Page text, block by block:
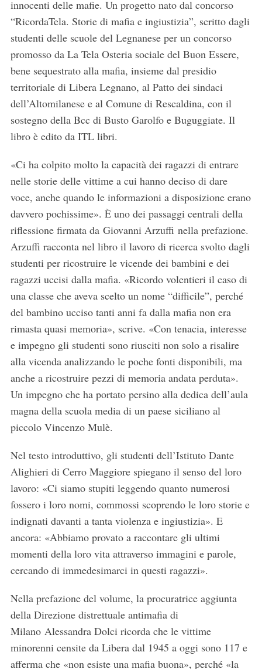
innocenti delle mafie. Un progetto nato dal concorso
“RicordaTela. Storie di mafia e ingiustizia”, scritto dagli
studenti delle scuole del Legnanese per un concorso
promosso da La Tela Osteria sociale del Buon Essere,
bene sequestrato alla mafia, insieme dal presidio
territoriale di Libera Legnano, al Patto dei sindaci
dell’Altomilanese e al Comune di Rescaldina, con il
sostegno della Bcc di Busto Garolfo e Buguggiate. Il
libro è edito da ITL libri.
«Ci ha colpito molto la capacità dei ragazzi di entrare
nelle storie delle vittime a cui hanno deciso di dare
voce, anche quando le informazioni a disposizione erano
davvero pochissime». È uno dei passaggi centrali della
riflessione firmata da Giovanni Arzuffi nella prefazione.
Arzuffi racconta nel libro il lavoro di ricerca svolto dagli
studenti per ricostruire le vicende dei bambini e dei
ragazzi uccisi dalla mafia. «Ricordo volentieri il caso di
una classe che aveva scelto un nome “difficile”, perché
del bambino ucciso tanti anni fa dalla mafia non era
rimasta quasi memoria», scrive. «Con tenacia, interesse
e impegno gli studenti sono riusciti non solo a risalire
alla vicenda analizzando le poche fonti disponibili, ma
anche a ricostruire pezzi di memoria andata perduta».
Un impegno che ha portato persino alla dedica dell’aula
magna della scuola media di un paese siciliano al
piccolo Vincenzo Mulè.
Nel testo introduttivo, gli studenti dell’Istituto Dante
Alighieri di Cerro Maggiore spiegano il senso del loro
lavoro: «Ci siamo stupiti leggendo quanto numerosi
fossero i loro nomi, commossi scoprendo le loro storie e
indignati davanti a tanta violenza e ingiustizia». E
ancora: «Abbiamo provato a raccontare gli ultimi
momenti della loro vita attraverso immagini e parole,
cercando di immedesimarci in questi ragazzi».
Nella prefazione del volume, la procuratrice aggiunta
della Direzione distrettuale antimafia di
Milano Alessandra Dolci ricorda che le vittime
minorenni censite da Libera dal 1945 a oggi sono 117 e
afferma che «non esiste una mafia buona», perché «la